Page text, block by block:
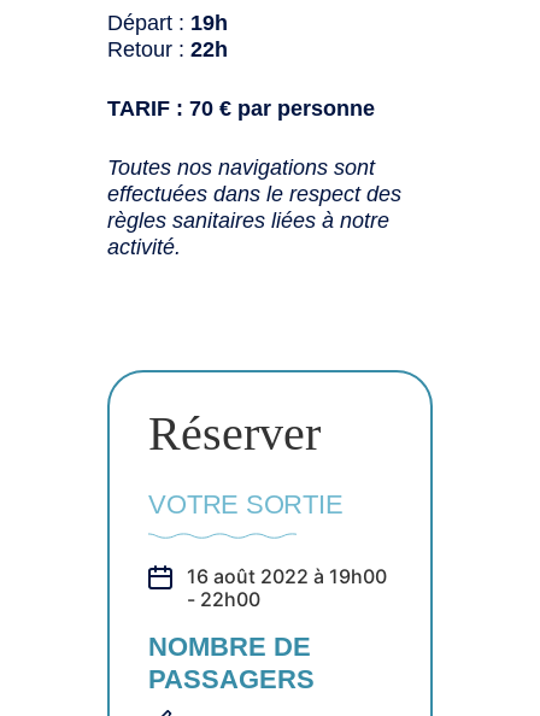
Départ : 19h
Retour : 22h
TARIF : 70 € par personne
Toutes nos navigations sont
effectuées dans le respect des
règles sanitaires liées à notre
activité.
Réserver
VOTRE SORTIE
16 août 2022 à 19h00
- 22h00
NOMBRE DE
PASSAGERS